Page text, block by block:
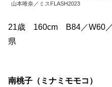
山本唯奈／ミスFLASH2023
21歳 160cm B84／W60
県
南桃子（ミナミモモコ）